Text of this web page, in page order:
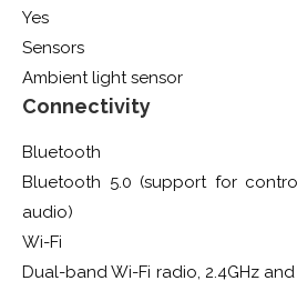
Yes
Sensors
Ambient light sensor
Connectivity
Bluetooth
Bluetooth 5.0 (support for
audio)
Wi-Fi
Dual-band Wi-Fi radio, 2.4GHz and